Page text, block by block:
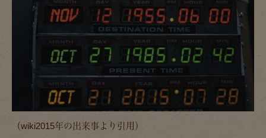
（wiki2015年の出来事より引用）